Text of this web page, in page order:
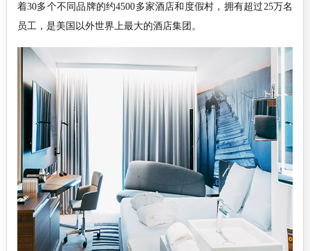
着30多个不同品牌的约4500多家酒店和度假村，拥有超过25万名
员工，是美国以外世界上最大的酒店集团。